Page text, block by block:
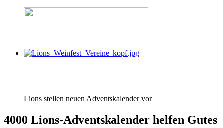
Lions stellen neuen Adventskalender vor
4000 Lions-Adventskalender helfen Gutes